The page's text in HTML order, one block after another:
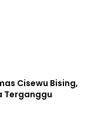
Cisewu Bising,
Terganggu